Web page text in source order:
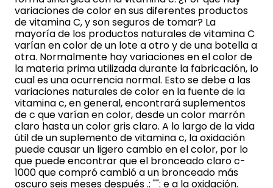
variaciones de color en sus diferentes productos
de vitamina C, y son seguros de tomar? La
mayoría de los productos naturales de vitamina C
varían en color de un lote a otro y de una botella a
otra. Normalmente hay variaciones en el color de
la materia prima utilizada durante la fabricación, lo
cual es una ocurrencia normal. Esto se debe a las
variaciones naturales de color en la fuente de la
vitamina c, en general, encontrará suplementos
de c que varían en color, desde un color marrón
claro hasta un color gris claro. A lo largo de la vida
útil de un suplemento de vitamina c, la oxidación
puede causar un ligero cambio en el color, por lo
que puede encontrar que el bronceado claro c-
1000 que compró cambió a un bronceado más
oscuro seis meses después .: "": e a la oxidación.